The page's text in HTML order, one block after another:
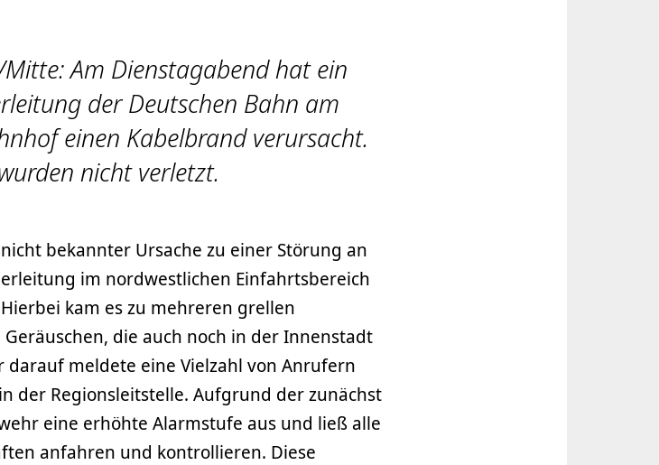
Am Dienstagabend hat ein
der Deutschen Bahn am
einen Kabelbrand verursacht.
nicht verletzt.
bekannter Ursache zu einer Störung an
im nordwestlichen Einfahrtsbereich
kam es zu mehreren grellen
die auch noch in der Innenstadt
meldete eine Vielzahl von Anrufern
der Regionsleitstelle. Aufgrund der zunächst
eine erhöhte Alarmstufe aus und ließ alle
anfahren und kontrollieren. Diese